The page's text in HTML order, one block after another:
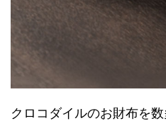
クロコダイルのお財布を